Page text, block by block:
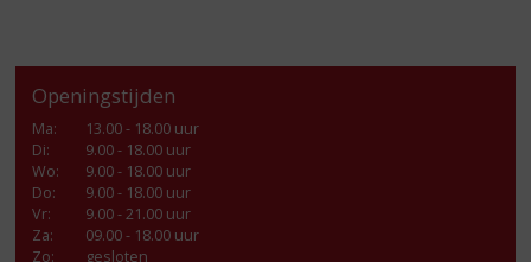
Openingstijden
Ma:
13.00 - 18.00 uur
Di:
9.00 - 18.00 uur
Wo:
9.00 - 18.00 uur
Do:
9.00 - 18.00 uur
Vr:
9.00 - 21.00 uur
Za:
09.00 - 18.00 uur
Zo:
gesloten